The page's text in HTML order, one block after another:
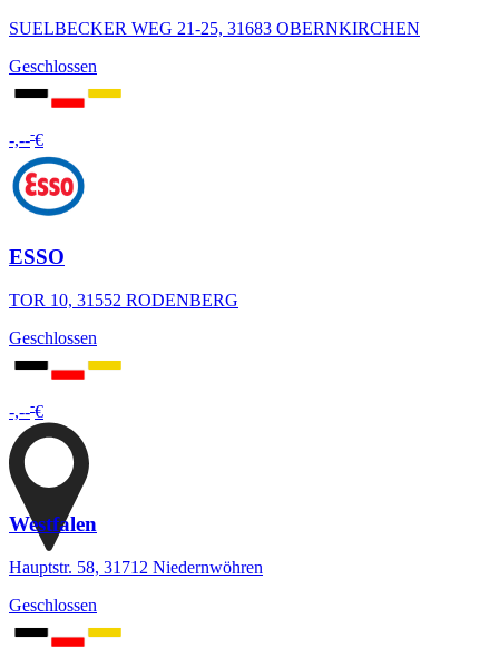
SUELBECKER WEG 21-25, 31683 OBERNKIRCHEN
Geschlossen
-,---€
ESSO
TOR 10, 31552 RODENBERG
Geschlossen
-,---€
Westfalen
Hauptstr. 58, 31712 Niedernwöhren
Geschlossen